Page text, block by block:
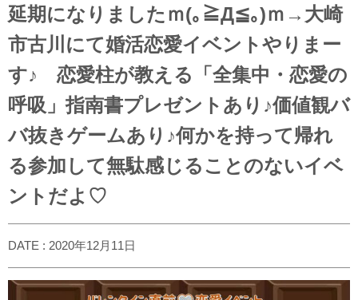
延期になりましたｍ(｡≧Д≦｡)ｍ→大崎
市古川にて婚活恋愛イベントやりまー
す♪ 恋愛柱が教える「全集中・恋愛の
呼吸」指南書プレゼントあり♪価値観バ
バ抜きゲームあり♪何かを持って帰れ
る参加して無駄感じることのないイベ
ントだよ♡
DATE : 2020年12月11日